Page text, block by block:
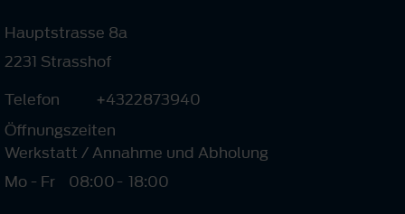
Hauptstrasse 8a
2231 Strasshof
Telefon
+4322873940
Öffnungszeiten
Werkstatt / Annahme und Abholung
Mo - Fr
08:00- 18:00